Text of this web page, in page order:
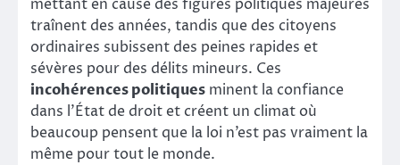
mettant en cause des figures politiques majeures
traînent des années, tandis que des citoyens
ordinaires subissent des peines rapides et
sévères pour des délits mineurs. Ces
incohérences politiques minent la confiance
dans l’État de droit et créent un climat où
beaucoup pensent que la loi n’est pas vraiment la
même pour tout le monde.